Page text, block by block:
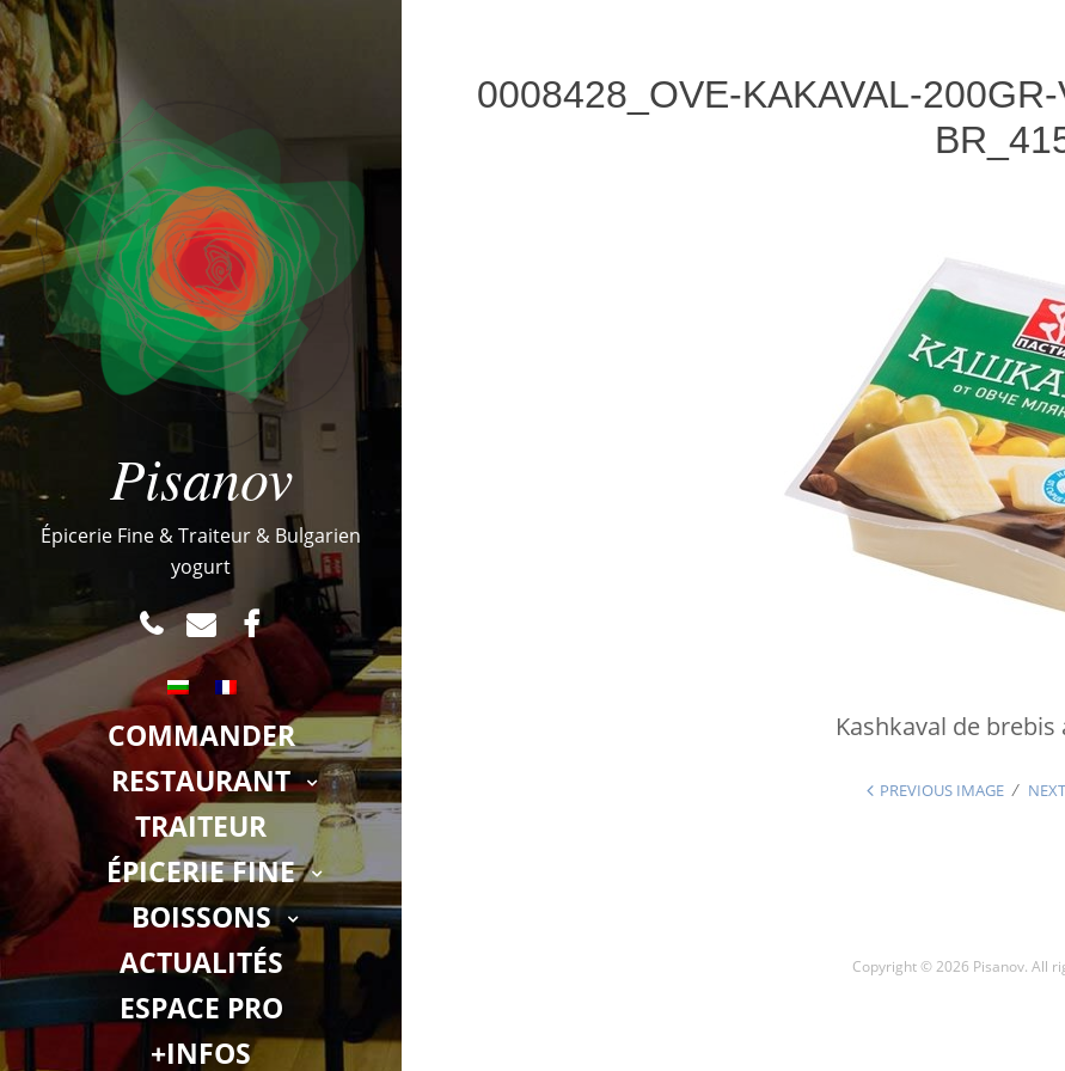
Pisanov
Épicerie Fine & Traiteur & Bulgarien
yogurt
TEL MAIL FACEBOOK.COM
COMMANDER
RESTAURANT
TRAITEUR
ÉPICERIE FINE
BOISSONS
ACTUALITÉS
ESPACE PRO
+INFOS
0008428_OVE-KAKAVAL-
Kashkaval de brebis
PREVIOUS IMAGE
Copyright © 2026 Pisanov. All